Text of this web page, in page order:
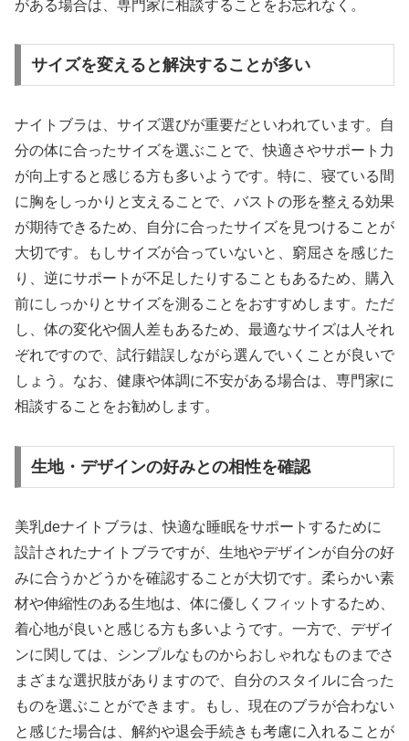
がある場合は、専門家に相談することをお忘れなく。
サイズを変えると解決することが多い
ナイトブラは、サイズ選びが重要だといわれています。自
分の体に合ったサイズを選ぶことで、快適さやサポート力
が向上すると感じる方も多いようです。特に、寝ている間
に胸をしっかりと支えることで、バストの形を整える効果
が期待できるため、自分に合ったサイズを見つけることが
大切です。もしサイズが合っていないと、窮屈さを感じた
り、逆にサポートが不足したりすることもあるため、購入
前にしっかりとサイズを測ることをおすすめします。ただ
し、体の変化や個人差もあるため、最適なサイズは人それ
ぞれですので、試行錯誤しながら選んでいくことが良いで
しょう。なお、健康や体調に不安がある場合は、専門家に
相談することをお勧めします。
生地・デザインの好みとの相性を確認
美乳deナイトブラは、快適な睡眠をサポートするために
設計されたナイトブラですが、生地やデザインが自分の好
みに合うかどうかを確認することが大切です。柔らかい素
材や伸縮性のある生地は、体に優しくフィットするため、
着心地が良いと感じる方も多いようです。一方で、デザイ
ンに関しては、シンプルなものからおしゃれなものまでさ
まざまな選択肢がありますので、自分のスタイルに合った
ものを選ぶことができます。もし、現在のブラが合わない
と感じた場合は、解約や退会手続きも考慮に入れることが